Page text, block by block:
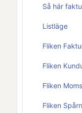
Så här
Listläge
Fliken
Fliken
Fliken
Fliken